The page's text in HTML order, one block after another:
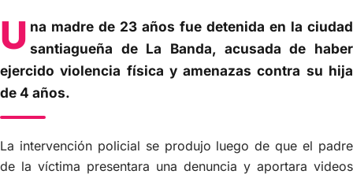
U na madre de 23 años fue detenida en la ciudad
santiagueña de La Banda, acusada de haber
ejercido violencia física y amenazas contra su hija
de 4 años.
La intervención policial se produjo luego de que el padre
de la víctima presentara una denuncia y aportara videos